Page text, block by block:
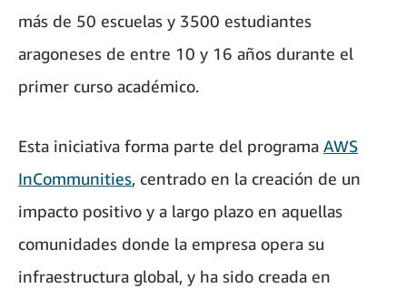
más de 50 escuelas y 3500 estudiantes
aragoneses de entre 10 y 16 años durante el
primer curso académico.
Esta iniciativa forma parte del programa AWS
InCommunities, centrado en la creación de un
impacto positivo y a largo plazo en aquellas
comunidades donde la empresa opera su
infraestructura global, y ha sido creada en